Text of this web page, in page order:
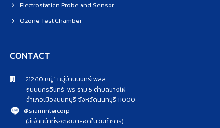
Electrostation Probe and Sensor
Ozone Test Chamber
CONTACT
212/10 หมู่ 1 หมู่บ้านนนทรีเพลส
ถนนนครอินทร์-พระราม 5 ตำบลบางไผ่
อำเภอเมืองนนทบุรี จังหวัดนนทบุรี 11000
@siamintercorp
(มีเจ้าหน้าที่รอตอบตลอดในวันทำการ)